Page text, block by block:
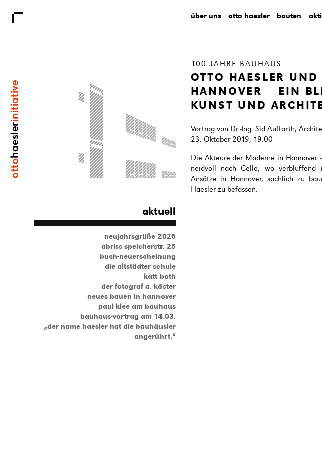
aktuell
neujahrsgrüße 2026
abriss speicherstr. 25
buch-neuerscheinung
die altstädter schule
katt both
der fotograf a. köster
neues bauen in hannover
paul klee am bauhaus
bauhaus-vortrag am 14.03.
„der name haesler hat die bauhäusler
angerührt.“
über uns otto haesler bauten
100 JAHRE BAUHAUS
OTTO HAESLER
HANNOVER – EIN
KUNST UND
Vortrag von Dr.-Ing. Sid Auffarth,
23. Oktober 2019, 19:00
Die Akteure der Moderne in Hannover
neidvoll nach Celle, wo verblüffend
Ansätze in Hannover, sachlich zu
Haesler zu befassen.